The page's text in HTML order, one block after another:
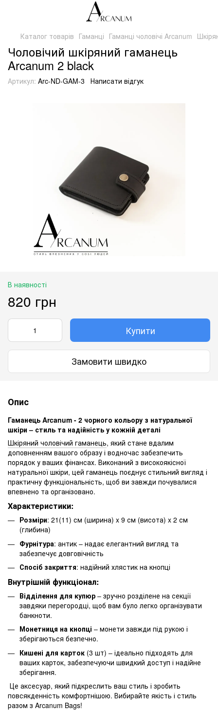
Каталог товарів Гаманці Гаманці чоловічі Arcanum
Чоловічий шкіряний гаманець
Arcanum 2 black
Артикул: Arc-ND-GAM-3 Написати відгук
В наявності
820 грн
Купити
Замовити швидко
Опис
Гаманець Arcanum - 2 чорного кольору з натуральної
шкіри – стиль та надійність у кожній деталі
Шкіряний чоловічий гаманець, який стане вдалим
доповненням вашого образу і водночас забезпечить
порядок у ваших фінансах. Виконаний з високоякісної
натуральної шкіри, цей гаманець поєднує стильний вигляд і
практичну функціональність, щоб ви завжди почувалися
впевнено та організовано.
Характеристики:
Розміри: 21(11) см (ширина) x 9 см (висота) x 2 см
(глибина)
Фурнітура: антик – надає елегантний вигляд та
забезпечує довговічність
Спосіб закриття: надійний хлястик на кнопці
Внутрішній функціонал:
Відділення для купюр – зручно розділене на секції
завдяки перегородці, щоб вам було легко організувати
банкноти.
Монетниця на кнопці – монети завжди під рукою і
зберігаються безпечно.
Кишені для карток (3 шт) – ідеально підходять для
ваших карток, забезпечуючи швидкий доступ і надійне
зберігання.
Це аксесуар, який підкреслить ваш стиль і зробить
повсякденність комфортнішою. Вибирайте якість і стиль
разом з Arcanum Bags!